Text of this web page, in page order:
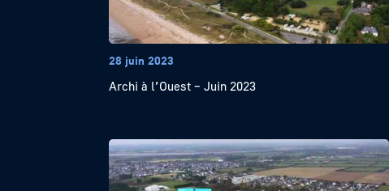
28 juin 2023
Archi à l’Ouest – Juin 2023